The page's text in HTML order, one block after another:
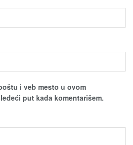
i veb mesto u ovom
put kada komentarišem.